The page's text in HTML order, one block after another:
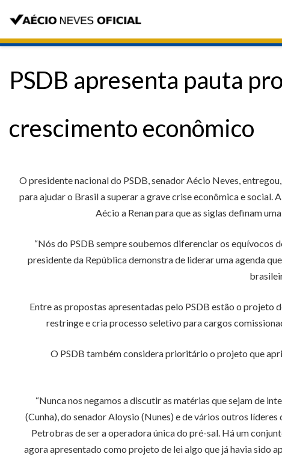
PSDB apresenta pauta
crescimento econômico
O presidente nacional do PSDB, senador Aécio Neves,
para ajudar o Brasil a superar a grave crise econômica e
Aécio a Renan para que as siglas definam
“Nós do PSDB sempre soubemos diferenciar os equívocos
presidente da República demonstra de liderar uma agenda
Entre as propostas apresentadas pelo PSDB estão o projeto
restringe e cria processo seletivo para cargos
O PSDB também considera prioritário o projeto que
“Nunca nos negamos a discutir as matérias que sejam de
(Cunha), do senador Aloysio (Nunes) e de vários outros
Petrobras de ser a operadora única do pré-sal. Há um
agora apresentado como projeto de lei algo que já havia sido